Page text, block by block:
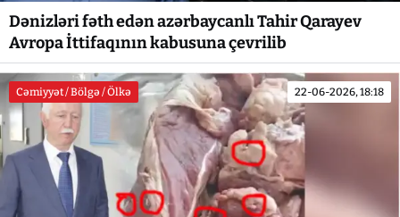
Dənizləri fəth edən azərbaycanlı Tahir Qarayev
Avropa İttifaqının kabusuna çevrilib
Cəmiyyət / Bölgə / Ölkə 22-06-2026, 18:18